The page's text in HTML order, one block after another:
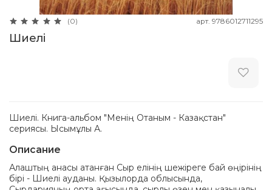
(0) арт. 9786012711295
Шиелі
Шиелі. Книга-альбом "Менің Отаным - Казақстан"
сериясы. Ысымұлы А.
Описание
Алаштың анасы атанған Сыр елінің шежіреге бай өңірінің
бірі - Шиелі ауданы. Қызылорда облысында,